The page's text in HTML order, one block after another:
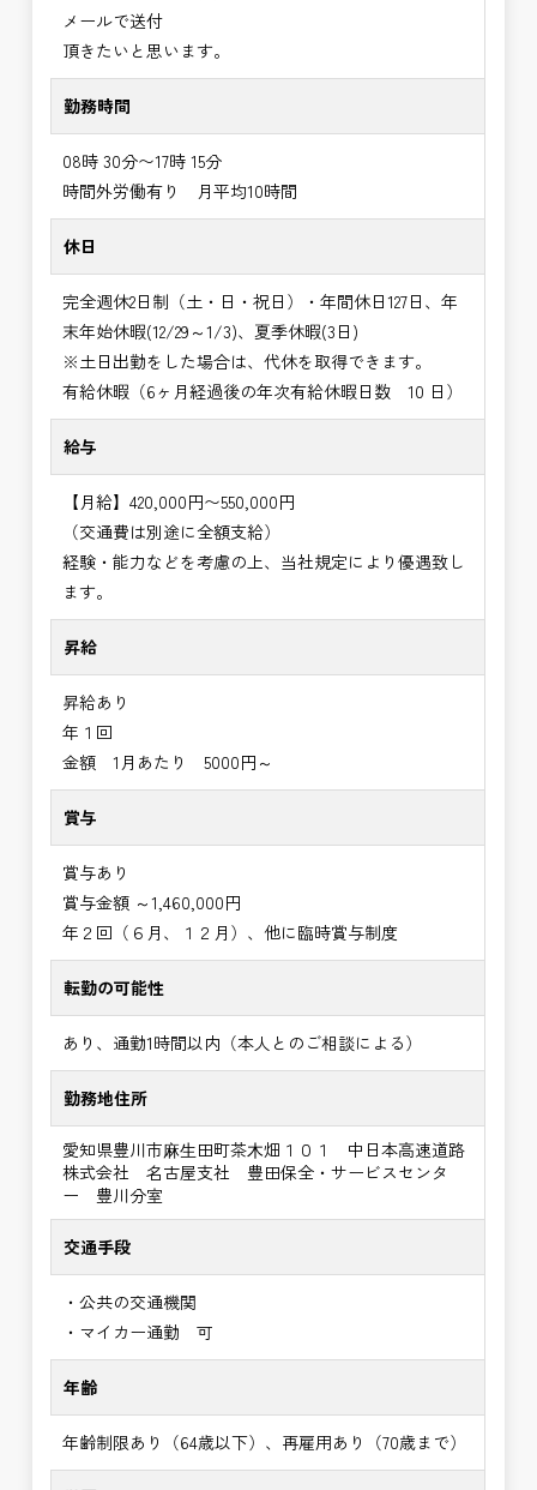
メールで送付
頂きたいと思います。
勤務時間
08時 30分〜17時 15分
時間外労働有り 月平均10時間
休日
完全週休2日制（土・日・祝日）・年間休日127日、年
末年始休暇(12/29～1/3)、夏季休暇(3日)
※土日出勤をした場合は、代休を取得できます。
有給休暇（6ヶ月経過後の年次有給休暇日数 10 日）
給与
【月給】420,000円〜550,000円
（交通費は別途に全額支給）
経験・能力などを考慮の上、当社規定により優遇致し
ます。
昇給
昇給あり
年１回
金額 1月あたり 5000円～
賞与
賞与あり
賞与金額 ～1,460,000円
年２回（６月、１２月）、他に臨時賞与制度
転勤の可能性
あり、通勤1時間以内（本人とのご相談による）
勤務地住所
愛知県豊川市⿇⽣田町茶⽊畑１０１ 中日本高速道路
株式会社 名古屋支社 豊田保全・サービスセンタ
ー 豊川分室
交通手段
・公共の交通機関
・マイカー通勤 可
年齢
年齢制限あり（64歳以下）、再雇用あり（70歳まで）